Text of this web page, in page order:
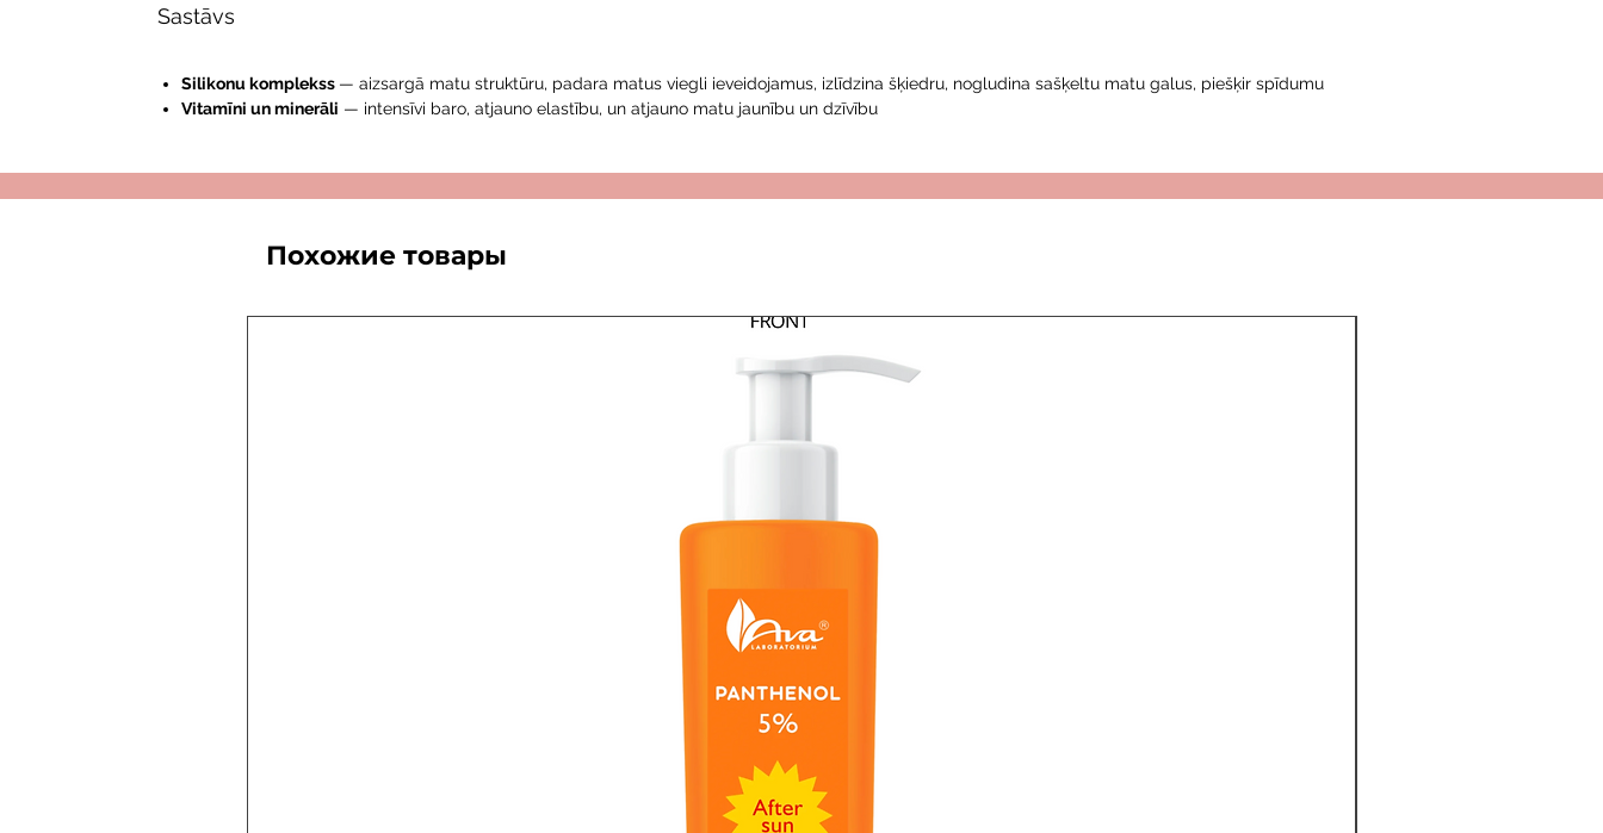
Sastāvs
Silikonu komplekss — aizsargā matu struktūru, padara matus viegli ieveidojamus, izlīdzina šķiedru, nogludina sašķeltu matu galus, piešķir spīdumu
Vitamīni un minerāli — intensīvi baro, atjauno elastību, un atjauno matu jaunību un dzīvību
Похожие товары